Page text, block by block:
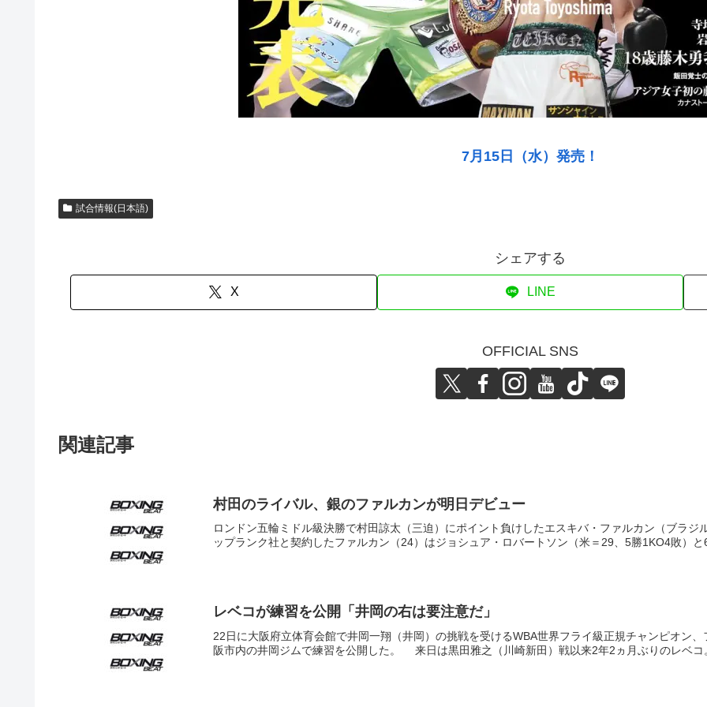
7月15日（水）発売！
試合情報(日本語)
シェアする
X LINE
OFFICIAL SNS
関連記事
村田のライバル、銀のファルカンが明日デビュー
ロンドン五輪ミドル級決勝で村田諒太（三迫）にポイント負けしたエスキバ・ファルカン（ブラ
ップランク社と契約したファルカン（24）はジョシュア・ロバートソン（米＝29、5勝1KO4敗）と
レベコが練習を公開「井岡の右は要注意だ」
22日に大阪府立体育会館で井岡一翔（井岡）の挑戦を受けるWBA世界フライ級正規チャンピオン
阪市内の井岡ジムで練習を公開した。 来日は黒田雅之（川崎新田）戦以来2年2ヵ月ぶりのレベコ